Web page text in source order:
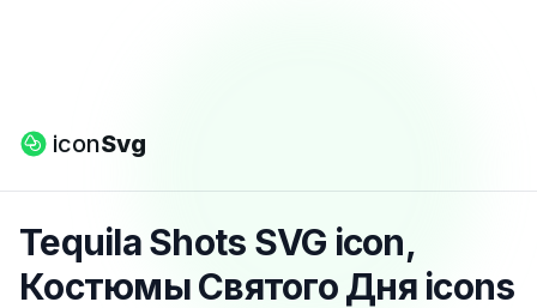
iconSvg
Tequila Shots SVG icon,
Костюмы Святого Дня icons